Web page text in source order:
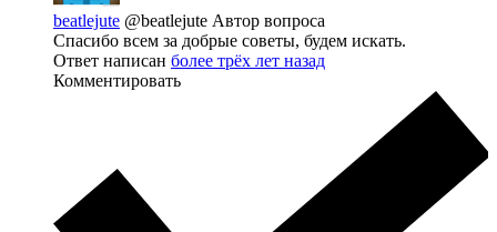
beatlejute @beatlejute Автор вопроса
Спасибо всем за добрые советы, будем искать.
Ответ написан более трёх лет назад
Комментировать